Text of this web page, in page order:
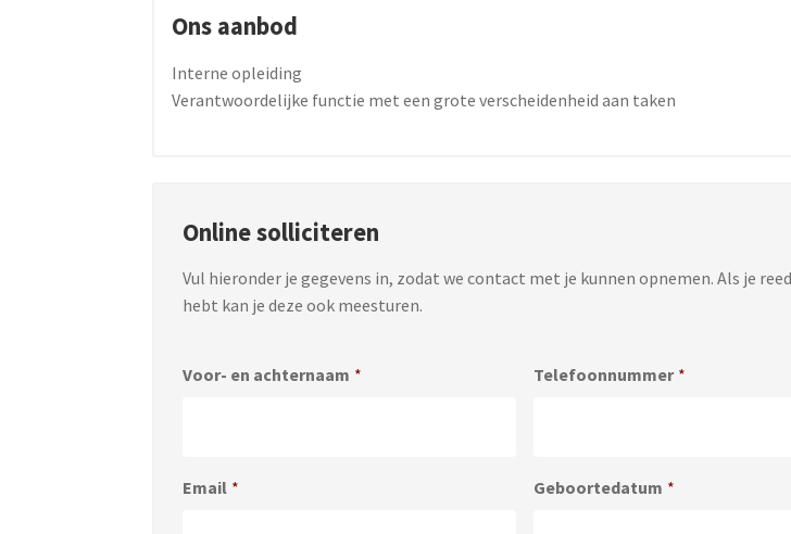
Ons aanbod
Interne opleiding
Verantwoordelijke functie met een grote verscheidenheid aan taken
Online solliciteren
Vul hieronder je gegevens in, zodat we contact met je kunnen opnemen. Als je
hebt kan je deze ook meesturen.
Voor- en achternaam * Telefoonnummer *
Email * Geboortedatum *